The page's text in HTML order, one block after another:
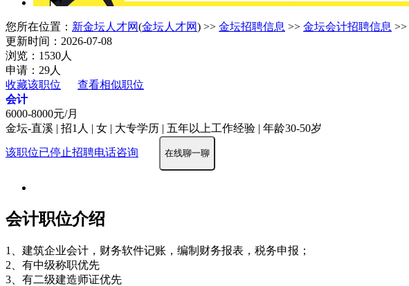
您所在位置： 新金坛人才网(金坛人才网) >> 金坛招聘信息 >> 金坛会计招聘信息 >>
更新时间：2026-07-08
浏览：1530人
申请：29人
收藏该职位
查看相似职位
会计
6000-8000元/月
金坛-直溪 | 招1人 | 女 | 大专学历 | 五年以上工作经验 | 年龄30-50岁
该职位已停止招聘电话咨询 在线聊一聊
会计职位介绍
1、建筑企业会计，财务软件记账，编制财务报表，税务申报；
2、有中级称职优先
3、有二级建造师证优先